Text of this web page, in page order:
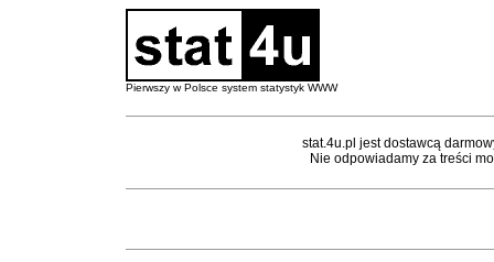
Pierwszy w Polsce system statystyk WWW
stat.4u.pl jest dostawcą
Nie odpowiadamy za treści